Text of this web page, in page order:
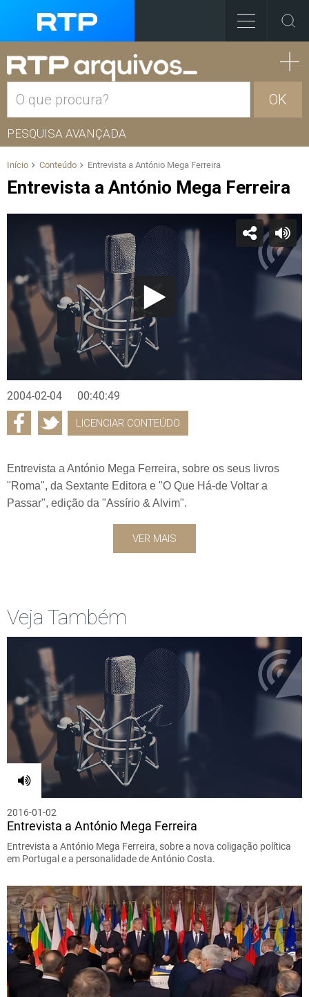
OK
PESQUISA AVANÇADA
Início Conteúdo Entrevista a António Mega Ferreira
Entrevista a António Mega Ferreira
2004-02-04 00:40:49
LICENCIAR CONTEÚDO
Entrevista a António Mega Ferreira, sobre os seus livros
"Roma", da Sextante Editora e "O Que Há-de Voltar a
Passar", edição da "Assírio & Alvim".
VER MAIS
Veja Também
2016-01-02
Entrevista a António Mega Ferreira
Entrevista a António Mega Ferreira, sobre a nova coligação política
em Portugal e a personalidade de António Costa.